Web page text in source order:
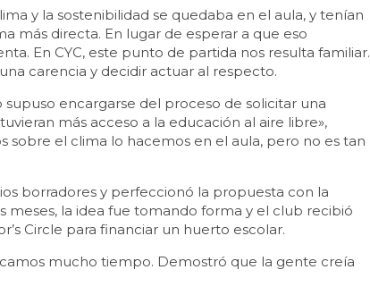
y la sostenibilidad se quedaba en el aula, y tenían
más directa. En lugar de esperar a que eso
En CYC, este punto de partida nos resulta familiar.
carencia y decidir actuar al respecto.
encargarse del proceso de solicitar una
más acceso a la educación al aire libre»,
sobre el clima lo hacemos en el aula, pero no es tan
borradores y perfeccionó la propuesta con la
meses, la idea fue tomando forma y el club recibió
Circle para financiar un huerto escolar.
mucho tiempo. Demostró que la gente creía